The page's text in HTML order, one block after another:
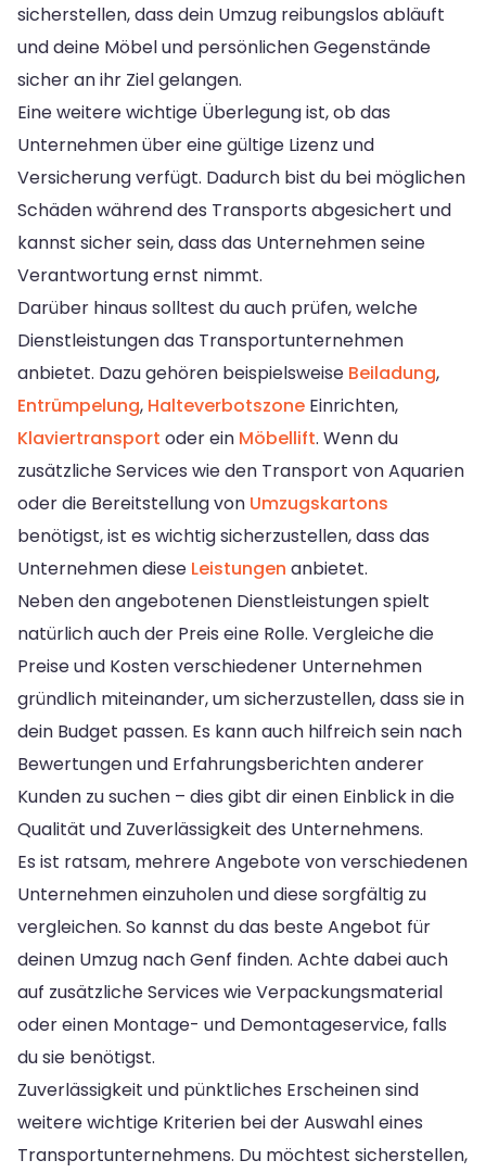
sicherstellen, dass dein Umzug reibungslos abläuft
und deine Möbel und persönlichen Gegenstände
sicher an ihr Ziel gelangen.
Eine weitere wichtige Überlegung ist, ob das
Unternehmen über eine gültige Lizenz und
Versicherung verfügt. Dadurch bist du bei möglichen
Schäden während des Transports abgesichert und
kannst sicher sein, dass das Unternehmen seine
Verantwortung ernst nimmt.
Darüber hinaus solltest du auch prüfen, welche
Dienstleistungen das Transportunternehmen
anbietet. Dazu gehören beispielsweise Beiladung,
Entrümpelung, Halteverbotszone Einrichten,
Klaviertransport oder ein Möbellift. Wenn du
zusätzliche Services wie den Transport von Aquarien
oder die Bereitstellung von Umzugskartons
benötigst, ist es wichtig sicherzustellen, dass das
Unternehmen diese Leistungen anbietet.
Neben den angebotenen Dienstleistungen spielt
natürlich auch der Preis eine Rolle. Vergleiche die
Preise und Kosten verschiedener Unternehmen
gründlich miteinander, um sicherzustellen, dass sie in
dein Budget passen. Es kann auch hilfreich sein nach
Bewertungen und Erfahrungsberichten anderer
Kunden zu suchen – dies gibt dir einen Einblick in die
Qualität und Zuverlässigkeit des Unternehmens.
Es ist ratsam, mehrere Angebote von verschiedenen
Unternehmen einzuholen und diese sorgfältig zu
vergleichen. So kannst du das beste Angebot für
deinen Umzug nach Genf finden. Achte dabei auch
auf zusätzliche Services wie Verpackungsmaterial
oder einen Montage- und Demontageservice, falls
du sie benötigst.
Zuverlässigkeit und pünktliches Erscheinen sind
weitere wichtige Kriterien bei der Auswahl eines
Transportunternehmens. Du möchtest sicherstellen,